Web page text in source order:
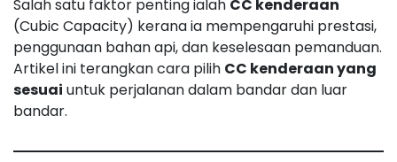
Salah satu faktor penting ialah CC kenderaan
(Cubic Capacity) kerana ia mempengaruhi prestasi,
penggunaan bahan api, dan keselesaan pemanduan.
Artikel ini terangkan cara pilih CC kenderaan yang
sesuai untuk perjalanan dalam bandar dan luar
bandar.